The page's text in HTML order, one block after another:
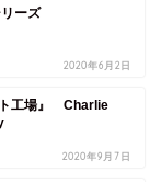
ーズ
2020年6月2日
ト工場』 Charlie
2020年9月7日